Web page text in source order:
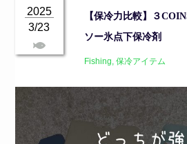
【保冷力比較】３
ソー氷点下保冷剤
2025
3/23
Fishing, 保冷アイテム